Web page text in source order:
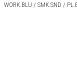
WORK.BLU / SMK.SND /